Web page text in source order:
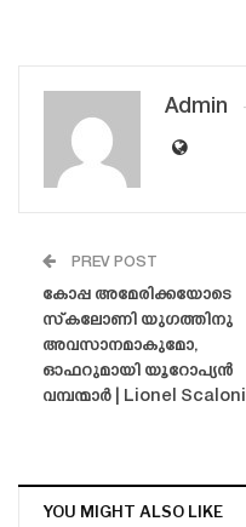
Admin
PREV POST
കോപ്പ അമേരിക്കയോടെ
സ്‌കലോണി യുഗത്തിനു
അവസാനമാകുമോ,
ഓഫറുമായി യൂറോപ്യൻ
വമ്പന്മാർ | Lionel Scaloni
YOU MIGHT ALSO LIKE